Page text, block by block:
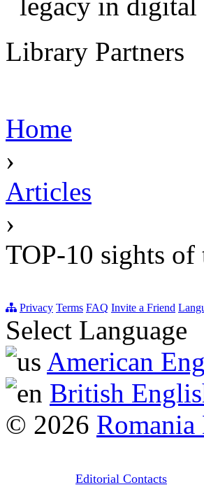
Library Partners
Home
›
Articles
›
TOP-10 sights
Privacy Terms FAQ Invite a Friend
Select Language
American
British
© 2026
Editorial Contacts